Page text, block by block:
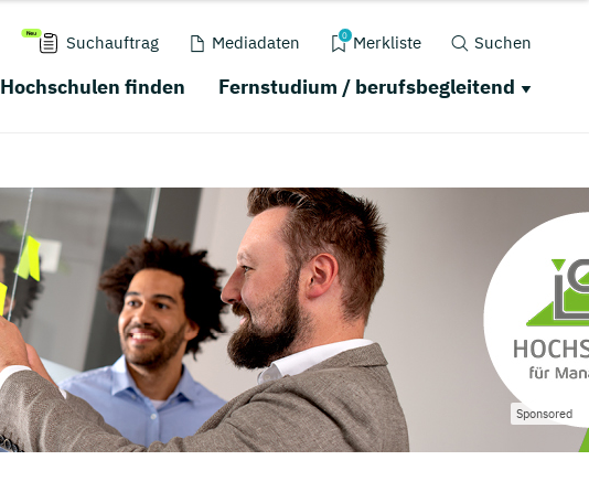
Suchauftrag Mediadaten 0 Merkliste Suchen
Hochschulen finden Fernstudium / berufsbegleitend
Sponsored